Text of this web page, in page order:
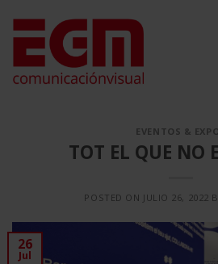
contenido
EVENTOS &
TOT EL QUE NO
POSTED ON JULIO 26, 2022
26
Jul